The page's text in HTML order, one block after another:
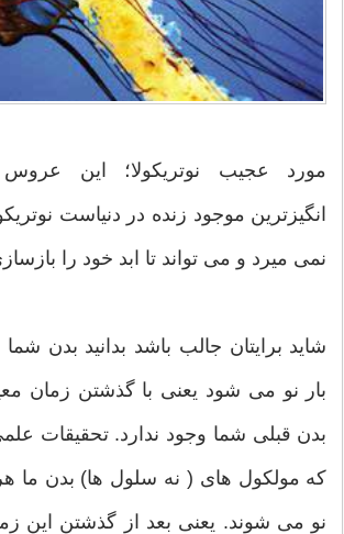
مورد عجیب نوتریکولا؛ این
انگیزترین موجود زنده در دنیاست
نمی میرد و می تواند تا ابد خود را
شاید برایتان جالب باشد بدانید بدن
بار نو می شود یعنی با گذشتن زمان
بدن قبلی شما وجود ندارد. تحقیقات
که مولکول های ( نه سلول ها) بدن ما
نو می شوند. یعنی بعد از گذشتن این